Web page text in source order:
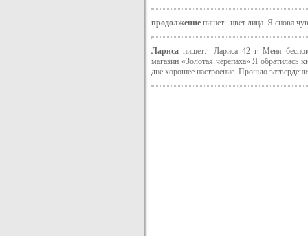
продолжение пишет: цвет лица. Я снова
Лариса пишет: Лариса 42 г. Меня
магазин «Золотая черепаха» Я
дне хорошее настроение. Прошло